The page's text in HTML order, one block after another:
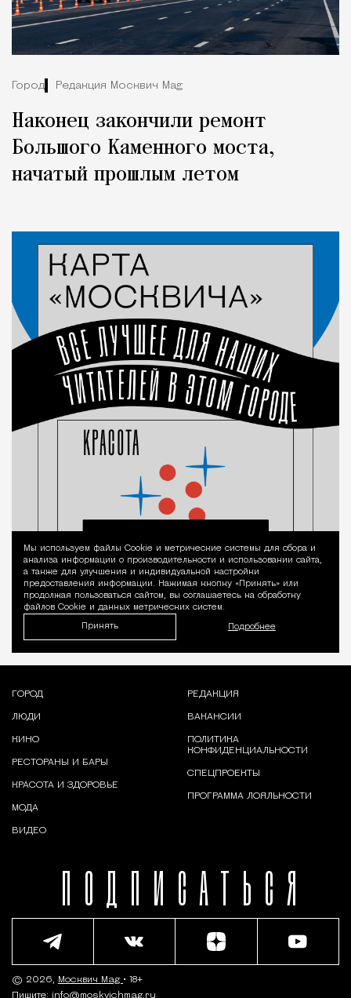
Город Редакция Москвич Mag
Наконец закончили ремонт
Большого Каменного моста,
начатый прошлым летом
Уведомление
Мы используем файлы Сookie и метрические системы для сбора и
анализа информации о производительности и использовании сайта,
а также для улучшения и индивидуальной настройки
предоставления информации. Нажимая кнопку «Принять» или
продолжая пользоваться сайтом, вы соглашаетесь на обработку
файлов Cookie и данных метрических систем.
Принять Подробнее
ПОДПИСАТЬСЯ
ГОРОД
ЛЮДИ
КИНО
РЕСТОРАНЫ И БАРЫ
КРАСОТА И ЗДОРОВЬЕ
МОДА
ВИДЕО
РЕДАКЦИЯ
ВАКАНСИИ
ПОЛИТИКА
КОНФИДЕНЦИАЛЬНОСТИ
СПЕЦПРОЕКТЫ
ПРОГРАММА ЛОЯЛЬНОСТИ
© 2026, Москвич Mag • 18+
Пишите: info@moskvichmag.ru